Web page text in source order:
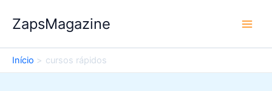
para
conteúdo
ZapsMagazine
Início cursos rápidos